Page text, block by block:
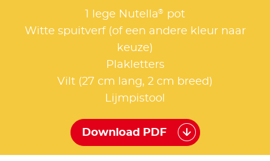
1 lege Nutella®
pot
Witte spuitverf (of een andere kleur naar
keuze)
Plakletters
Vilt (27 cm lang, 2 cm breed)
Lijmpistool
Download PDF